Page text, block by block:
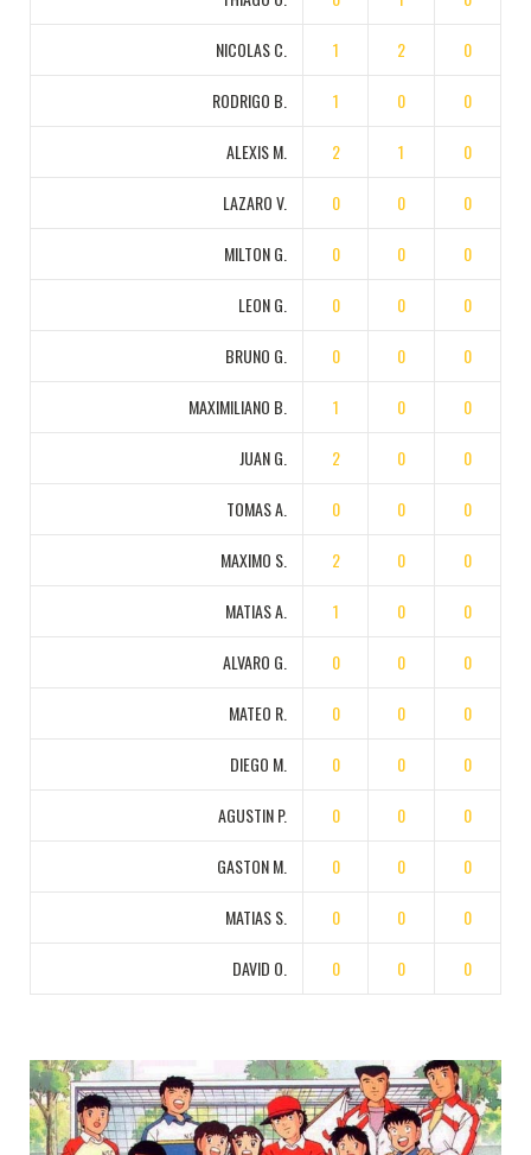
NICOLAS C. 1 2 0
RODRIGO B. 1 0 0
ALEXIS M. 2 1 0
LAZARO V. 0 0 0
MILTON G. 0 0 0
LEON G. 0 0 0
BRUNO G. 0 0 0
MAXIMILIANO B. 1 0 0
JUAN G. 2 0 0
TOMAS A. 0 0 0
MAXIMO S. 2 0 0
MATIAS A. 1 0 0
ALVARO G. 0 0 0
MATEO R. 0 0 0
DIEGO M. 0 0 0
AGUSTIN P. 0 0 0
GASTON M. 0 0 0
MATIAS S. 0 0 0
DAVID O. 0 0 0